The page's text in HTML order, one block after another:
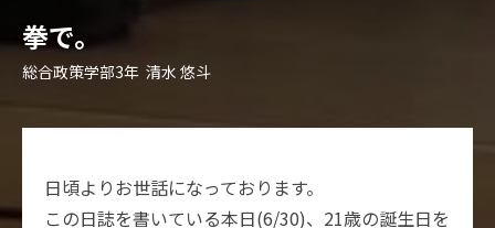
拳で。
総合政策学部3年 清水 悠斗
日頃よりお世話になっております。
この日誌を書いている本日(6/30)、21歳の誕生日を